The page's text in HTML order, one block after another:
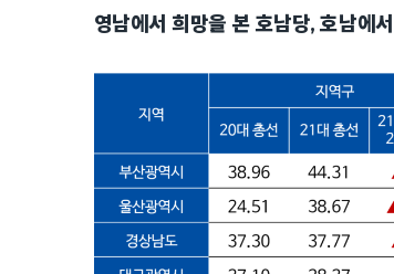
영남에서 희망을 본 호남당, 호남에